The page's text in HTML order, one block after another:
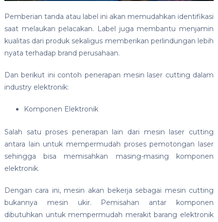
Pemberian tanda atau label ini akan memudahkan identifikasi
saat melaukan pelacakan. Label juga membantu menjamin
kualitas dari produk sekaligus memberikan perlindungan lebih
nyata terhadap brand perusahaan.
Dan berikut ini contoh penerapan mesin laser cutting dalam
industry elektronik:
Komponen Elektronik
Salah satu proses penerapan lain dari mesin laser cutting
antara lain untuk mempermudah proses pemotongan laser
sehingga bisa memisahkan masing-masing komponen
elektronik.
Dengan cara ini, mesin akan bekerja sebagai mesin cutting
bukannya mesin ukir. Pemisahan antar komponen
dibutuhkan untuk mempermudah merakit barang elektronik